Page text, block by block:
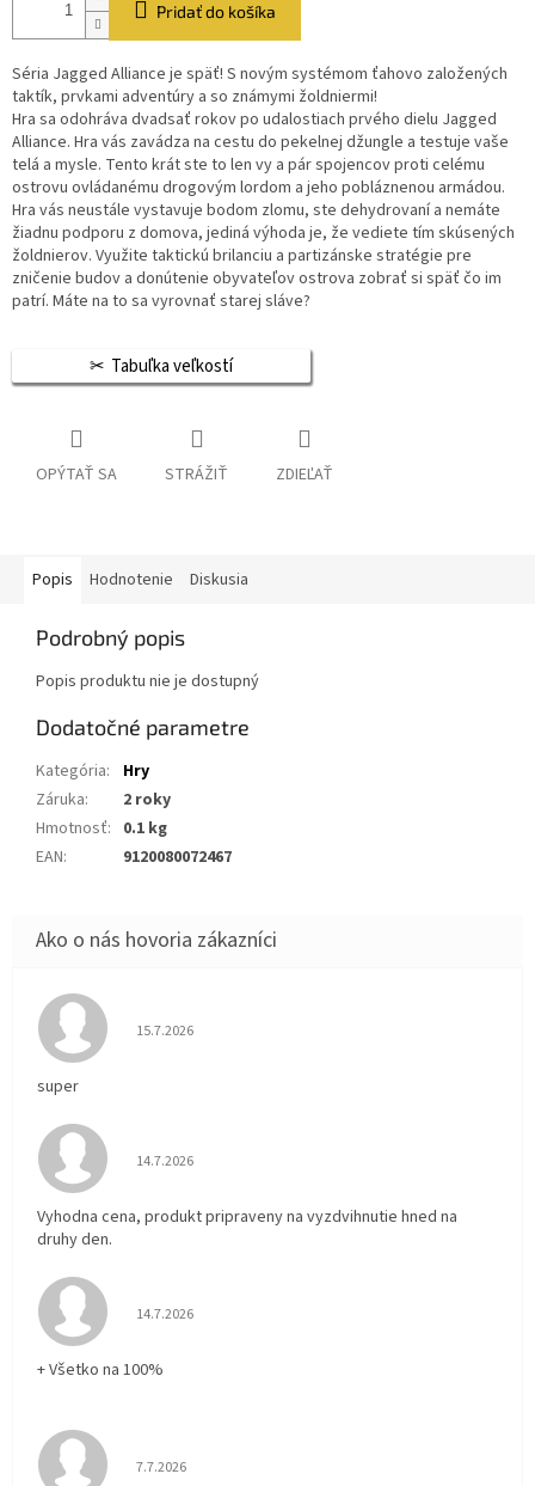
Pridať do košíka
Séria Jagged Alliance je späť! S novým systémom ťahovo založených
taktík, prvkami adventúry a so známymi žoldniermi!
Hra sa odohráva dvadsať rokov po udalostiach prvého dielu Jagged
Alliance. Hra vás zavádza na cestu do pekelnej džungle a testuje vaše
telá a mysle. Tento krát ste to len vy a pár spojencov proti celému
ostrovu ovládanému drogovým lordom a jeho pobláznenou armádou.
Hra vás neustále vystavuje bodom zlomu, ste dehydrovaní a nemáte
žiadnu podporu z domova, jediná výhoda je, že vediete tím skúsených
žoldnierov. Využite taktickú brilanciu a partizánske stratégie pre
zničenie budov a donútenie obyvateľov ostrova zobrať si späť čo im
patrí. Máte na to sa vyrovnať starej sláve?
Tabuľka veľkostí
OPÝTAŤ SA STRÁŽIŤ ZDIEĽAŤ
Popis Hodnotenie Diskusia
Podrobný popis
Popis produktu nie je dostupný
Dodatočné parametre
Kategória:
Hry
Záruka:
2 roky
Hmotnosť: 0.1 kg
EAN: 9120080072467
Hodnotenie obchodu je 5 z 5 hviezdičiek.
15.7.2026
super
Hodnotenie obchodu je 5 z 5 hviezdičiek.
14.7.2026
Vyhodna cena, produkt pripraveny na vyzdvihnutie hned na
druhy den.
Hodnotenie obchodu je 5 z 5 hviezdičiek.
14.7.2026
+ Všetko na 100%
Hodnotenie obchodu je 5 z 5 hviezdičiek.
7.7.2026